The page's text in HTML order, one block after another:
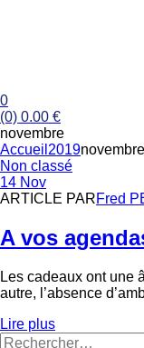
0
(0) 0.00 €
novembre
Accueil 2019novembre
Catégories
Non classé
14 Nov
ARTICLE PARFred
A vos
Les cadeaux ont une
autre, l’absence
Lire plus
Rechercher :